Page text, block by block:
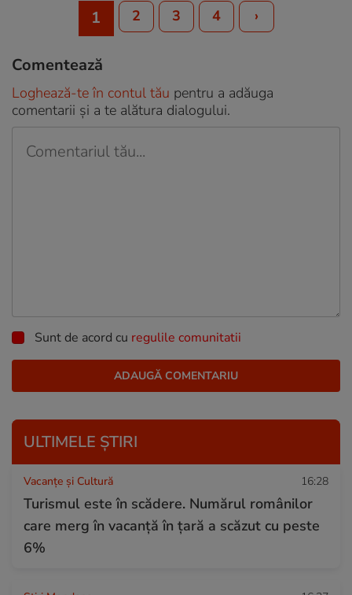
1 2 3 4 ›
Comentează
Loghează-te în contul tău pentru a adăuga
comentarii și a te alătura dialogului.
Sunt de acord cu regulile comunitatii
ULTIMELE ȘTIRI
Vacanțe și Cultură 16:28
Turismul este în scădere. Numărul românilor
care merg în vacanță în țară a scăzut cu peste
6%